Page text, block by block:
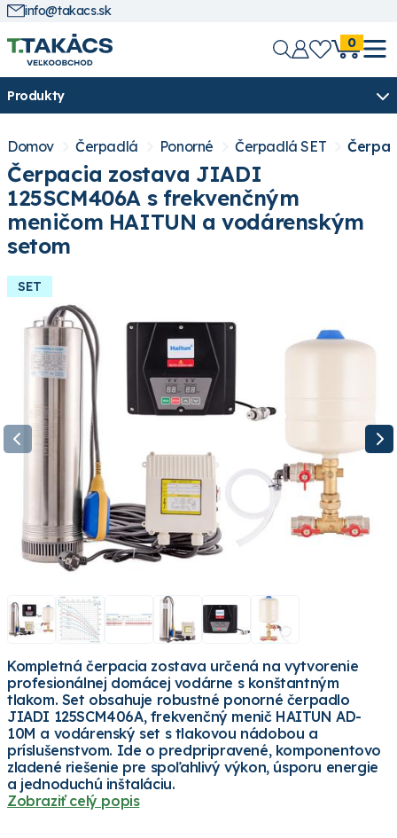
info@takacs.sk
0
Produkty
Domov Čerpadlá Ponorné Čerpadlá SET
Čerpacia zostava JIADI
125SCM406A s frekvenčným
meničom HAITUN a vodárenským
setom
SET
Kompletná čerpacia zostava určená na vytvorenie
profesionálnej domácej vodárne s konštantným
tlakom. Set obsahuje robustné ponorné čerpadlo
JIADI 125SCM406A, frekvenčný menič HAITUN AD-
10M a vodárenský set s tlakovou nádobou a
príslušenstvom. Ide o predpripravené, komponentovo
zladené riešenie pre spoľahlivý výkon, úsporu energie
a jednoduchú inštaláciu.
Zobraziť celý popis